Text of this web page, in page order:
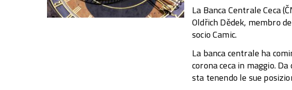
La Banca Centrale Ceca
Oldřich Dědek, membro
socio Camic.
La banca centrale ha
corona ceca in maggio.
sta tenendo le sue